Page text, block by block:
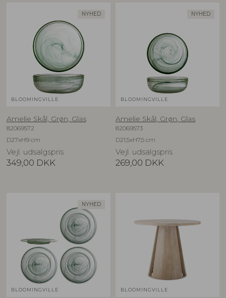
NYHED
BLOOMINGVILLE
Amelie Skål, Grøn, Glas
82069572
D27xH9 cm
Vejl. udsalgspris
349,00 DKK
NYHED
BLOOMINGVILLE
Amelie Skål, Grøn, Glas
82069573
D21,5xH7,5 cm
Vejl. udsalgspris
269,00 DKK
NYHED
BLOOMINGVILLE BLOOMINGVILLE